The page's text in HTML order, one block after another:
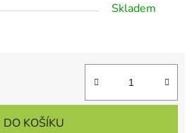
Skladem
DO KOŠÍKU